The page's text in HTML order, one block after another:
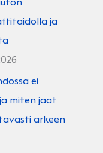
ja
ei
miten jaat
arkeen